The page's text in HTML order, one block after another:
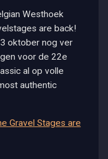
Westhoek
are back!
oktober nog ver
voor de 22e
al op volle
authentic
Gravel Stages are